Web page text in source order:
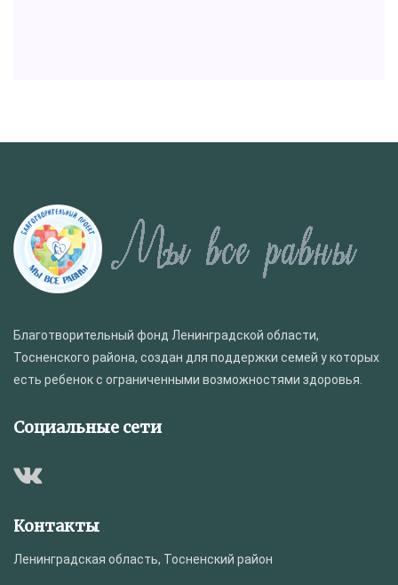
Благотворительный фонд Ленинградской области,
Тосненского района, создан для поддержки семей у которых
есть ребенок с ограниченными возможностями здоровья.
Социальные сети
Контакты
Ленинградская область, Тосненский район